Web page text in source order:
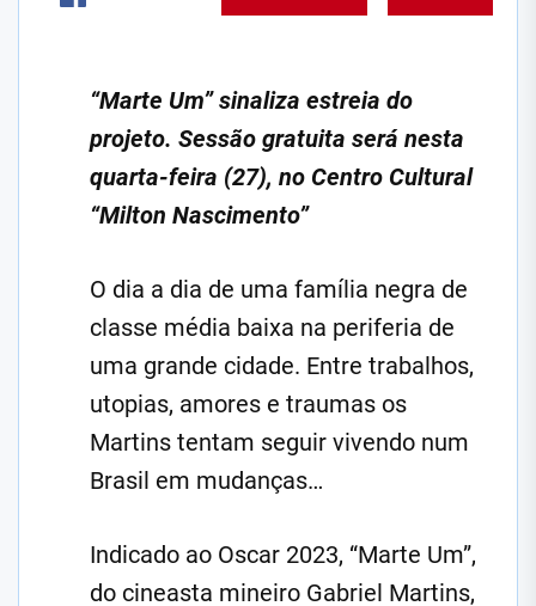
“Marte Um” sinaliza estreia do
projeto. Sessão gratuita será nesta
quarta-feira (27), no Centro Cultural
“Milton Nascimento”
O dia a dia de uma família negra de
classe média baixa na periferia de
uma grande cidade. Entre trabalhos,
utopias, amores e traumas os
Martins tentam seguir vivendo num
Brasil em mudanças…
Indicado ao Oscar 2023, “Marte Um”,
do cineasta mineiro Gabriel Martins,